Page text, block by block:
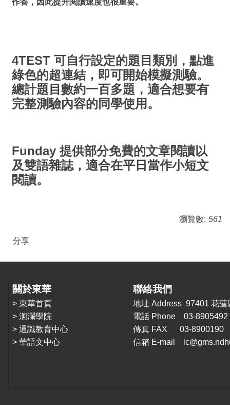
4TEST 可自行設定的題目類別，點進
綠色的超連結，即可開始模擬測驗。
總計題目數約一百多題，適合想要有
完整測驗內容的同學使用。
Funday 提供部分免費的文章閱讀以
及雙語雜誌，適合在平日當作小短文
閱讀。
瀏覽數: 561
分享
關於東華
> 東華首頁
> 洄瀾學院
> 通識教育中心
> 華語文中心
聯絡我們
地址 Address 97401 花蓮
電話 Phone 03-8905492
傳真 FAX 03-8900190
信箱 E-mail